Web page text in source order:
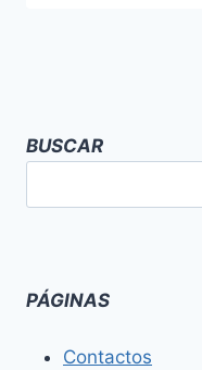
BUSCAR
PÁGINAS
Contactos